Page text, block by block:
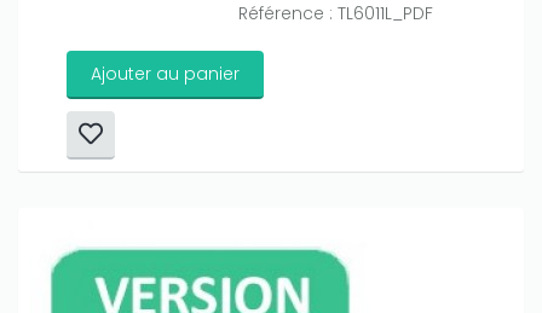
Référence : TL6011L_PDF
Ajouter au panier